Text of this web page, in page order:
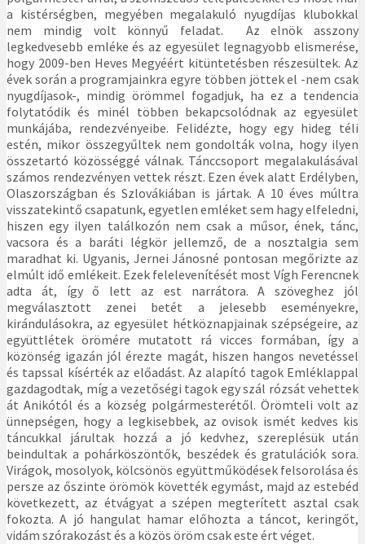
a kistérségben, megyében megalakuló nyugdíjas klubokkal
nem mindig volt könnyű feladat. Az elnök asszony
legkedvesebb emléke és az egyesület legnagyobb elismerése,
hogy 2009-ben Heves Megyéért kitüntetésben részesültek. Az
évek során a programjainkra egyre többen jöttek el -nem csak
nyugdíjasok-, mindig örömmel fogadjuk, ha ez a tendencia
folytatódik és minél többen bekapcsolódnak az egyesület
munkájába, rendezvényeibe. Felidézte, hogy egy hideg téli
estén, mikor összegyűltek nem gondolták volna, hogy ilyen
összetartó közösséggé válnak. Tánccsoport megalakulásával
számos rendezvényen vettek részt. Ezen évek alatt Erdélyben,
Olaszországban és Szlovákiában is jártak. A 10 éves múltra
visszatekintő csapatunk, egyetlen emléket sem hagy elfeledni,
hiszen egy ilyen találkozón nem csak a műsor, ének, tánc,
vacsora és a baráti légkör jellemző, de a nosztalgia sem
maradhat ki. Ugyanis, Jernei Jánosné pontosan megőrizte az
elmúlt idő emlékeit. Ezek felelevenítését most Vígh Ferencnek
adta át, így ő lett az est narrátora. A szöveghez jól
megválasztott zenei betét a jelesebb eseményekre,
kirándulásokra, az egyesület hétköznapjainak szépségeire, az
együttlétek örömére mutatott rá vicces formában, így a
közönség igazán jól érezte magát, hiszen hangos nevetéssel
és tapssal kísérték az előadást. Az alapító tagok Emléklappal
gazdagodtak, míg a vezetőségi tagok egy szál rózsát vehettek
át Anikótól és a község polgármesterétől. Örömteli volt az
ünnepségen, hogy a legkisebbek, az ovisok ismét kedves kis
táncukkal járultak hozzá a jó kedvhez, szereplésük után
beindultak a pohárköszöntők, beszédek és gratulációk sora.
Virágok, mosolyok, kölcsönös együttműködések felsorolása és
persze az őszinte örömök követték egymást, majd az estebéd
következett, az étvágyat a szépen megterített asztal csak
fokozta. A jó hangulat hamar előhozta a táncot, keringőt,
vidám szórakozást és a közös öröm csak este ért véget.